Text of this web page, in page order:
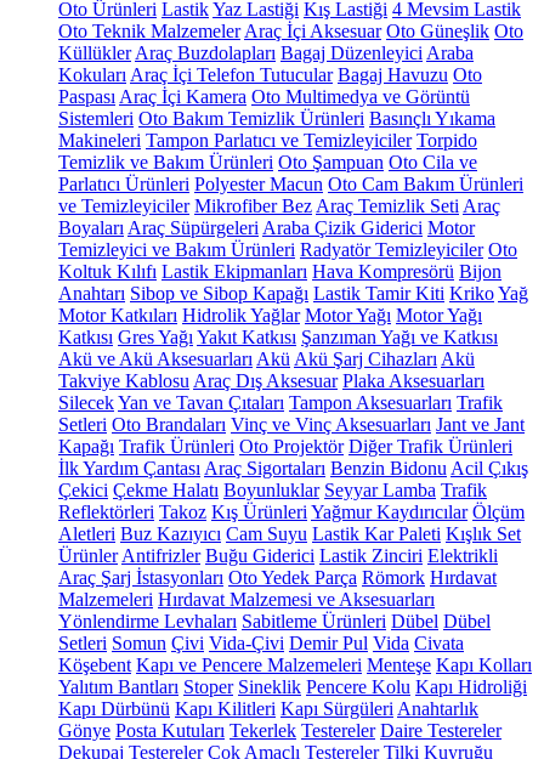
Oto Ürünleri LastikYaz Lastiği Kış Lastiği 4 Mevsim Lastik
Oto Teknik Malzemeler Araç İçi Aksesuar Oto Güneşlik Oto
Küllükler Araç Buzdolapları Bagaj Düzenleyici Araba
Kokuları Araç İçi Telefon Tutucular Bagaj Havuzu Oto
Paspası Araç İçi Kamera Oto Multimedya ve Görüntü
Sistemleri Oto Bakım Temizlik Ürünleri Basınçlı Yıkama
Makineleri Tampon Parlatıcı ve Temizleyiciler Torpido
Temizlik ve Bakım Ürünleri Oto Şampuan Oto Cila ve
Parlatıcı Ürünleri Polyester Macun Oto Cam Bakım Ürünleri
ve Temizleyiciler Mikrofiber Bez Araç Temizlik Seti Araç
Boyaları Araç Süpürgeleri Araba Çizik Giderici Motor
Temizleyici ve Bakım Ürünleri Radyatör Temizleyiciler Oto
Koltuk Kılıfı Lastik Ekipmanları Hava Kompresörü Bijon
Anahtarı Sibop ve Sibop Kapağı Lastik Tamir Kiti KrikoYağ
Motor Katkıları Hidrolik Yağlar Motor Yağı Motor Yağı
Katkısı Gres Yağı Yakıt Katkısı Şanzıman Yağı ve Katkısı
Akü ve Akü Aksesuarları Akü Akü Şarj Cihazları Akü
Takviye Kablosu Araç Dış Aksesuar Plaka Aksesuarları
SilecekYan ve Tavan Çıtaları Tampon Aksesuarları Trafik
Setleri Oto Brandaları Vinç ve Vinç Aksesuarları Jant ve Jant
Kapağı Trafik Ürünleri Oto Projektör Diğer Trafik Ürünleri
İlk Yardım Çantası Araç Sigortaları Benzin Bidonu Acil Çıkış
Çekici Çekme Halatı Boyunluklar Seyyar Lamba Trafik
Reflektörleri Takoz Kış Ürünleri Yağmur Kaydırıcılar Ölçüm
Aletleri Buz Kazıyıcı Cam Suyu Lastik Kar Paleti Kışlık Set
Ürünler Antifrizler Buğu Giderici Lastik Zinciri Elektrikli
Araç Şarj İstasyonları Oto Yedek Parça Römork Hırdavat
Malzemeleri Hırdavat Malzemesi ve Aksesuarları
Yönlendirme Levhaları Sabitleme Ürünleri Dübel Dübel
Setleri Somun Çivi Vida-Çivi Demir Pul Vida Civata
Köşebent Kapı ve Pencere Malzemeleri Menteşe Kapı Kolları
Yalıtım Bantları Stoper Sineklik Pencere Kolu Kapı Hidroliği
Kapı Dürbünü Kapı Kilitleri Kapı Sürgüleri Anahtarlık
Gönye Posta Kutuları Tekerlek Testereler Daire Testereler
Dekupaj Testereler Çok Amaçlı Testereler Tilki Kuyruğu